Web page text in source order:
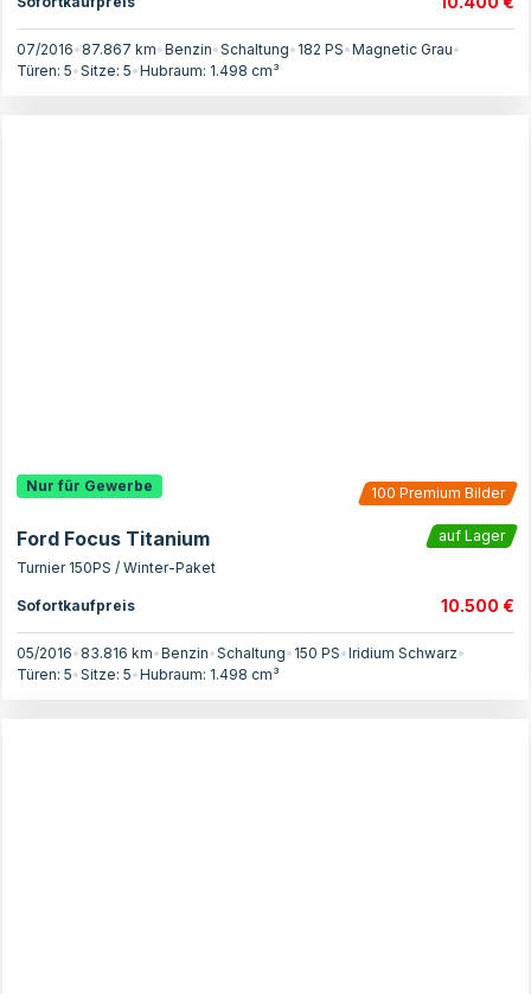
07/2016• 87.867 km•Benzin•Schaltung• 182 PS•Magnetic Grau•
Türen: 5•Sitze: 5•Hubraum: 1.498 cm³
100 Premium Bilder
Nur für Gewerbe
Ford Focus Titanium
auf Lager
Turnier 150PS / Winter-Paket
Sofortkaufpreis 10.500 €
05/2016• 83.816 km•Benzin•Schaltung• 150 PS•Iridium Schwarz•
Türen: 5•Sitze: 5•Hubraum: 1.498 cm³